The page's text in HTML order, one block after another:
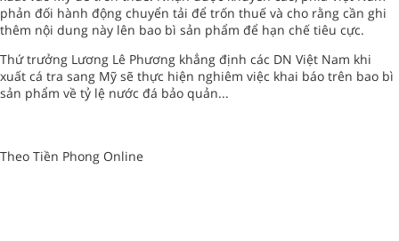
phản đối hành động chuyển tải để trốn thuế và cho rằng cần ghi
thêm nội dung này lên bao bì sản phẩm để hạn chế tiêu cực.
Thứ trưởng Lương Lê Phương khẳng định các DN Việt Nam khi
xuất cá tra sang Mỹ sẽ thực hiện nghiêm việc khai báo trên bao bì
sản phẩm về tỷ lệ nước đá bảo quản...
Theo Tiền Phong Online